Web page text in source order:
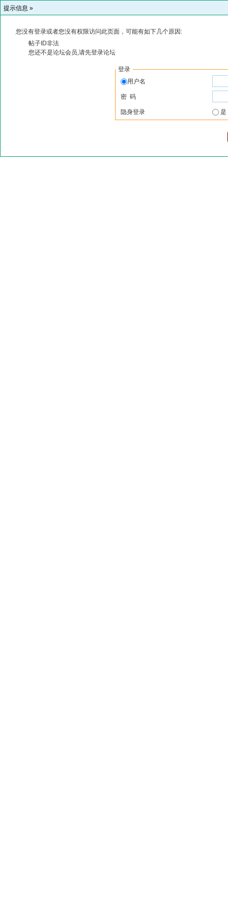
提示信息 »
您没有登录或者您没有权限访问此页面，可能有如下几个原因:
帖子ID非法
您还不是论坛会员,请先登录论坛
登录
用户名
密 码
隐身登录